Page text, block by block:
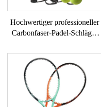
Hochwertiger professioneller
Carbonfaser-Padel-Schläger
Outdoor-Sport-Beach-Tennis-
Schläger mit Nylonnetz EVA-
Griff